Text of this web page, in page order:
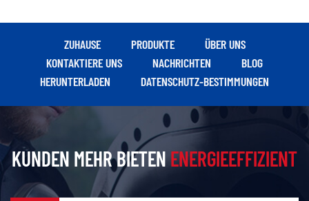
soll eine hohe Effizienz der
Energieübertragung und
gewährleisten
soll eine hohe Effizienz der
Energieübertragung und
gewährleisten
ZUHAUSE PRODUKTE
ÜBER UNS
KONTAKTIERE UNS
NACHRICHTEN
BLOG
HERUNTERLADEN
DATENSCHUTZ-BESTIMMUNGEN
KUNDEN MEHR BIETENENERGIEEFFIZIENT